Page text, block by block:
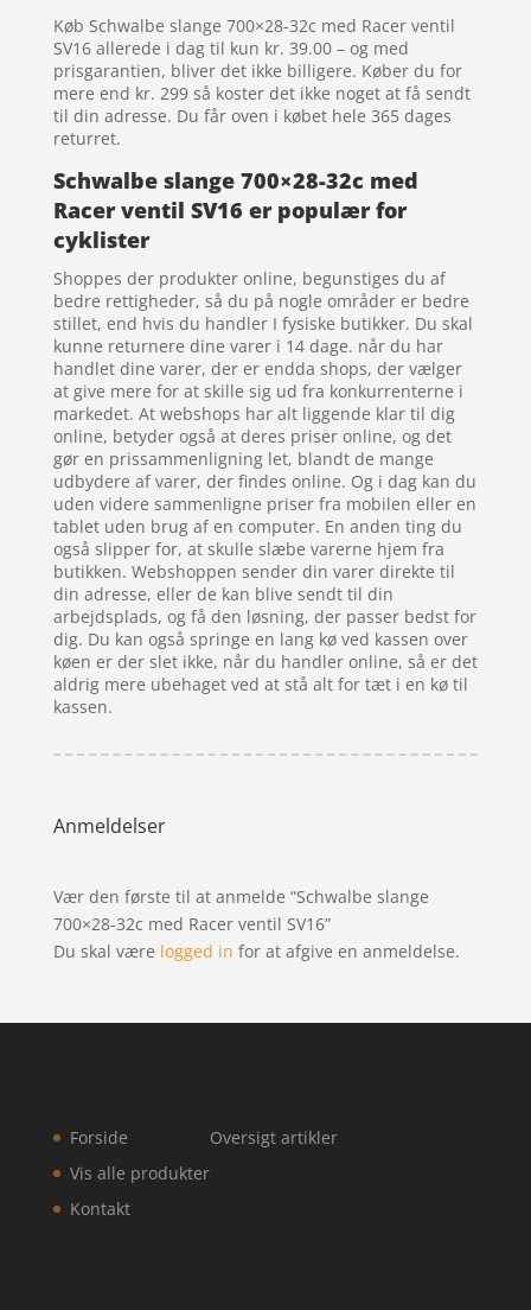
Køb Schwalbe slange 700×28-32c med Racer ventil
SV16 allerede i dag til kun kr. 39.00 – og med
prisgarantien, bliver det ikke billigere. Køber du for
mere end kr. 299 så koster det ikke noget at få sendt
til din adresse. Du får oven i købet hele 365 dages
returret.
Schwalbe slange 700×28-32c med
Racer ventil SV16 er populær for
cyklister
Shoppes der produkter online, begunstiges du af
bedre rettigheder, så du på nogle områder er bedre
stillet, end hvis du handler I fysiske butikker. Du skal
kunne returnere dine varer i 14 dage. når du har
handlet dine varer, der er endda shops, der vælger
at give mere for at skille sig ud fra konkurrenterne i
markedet. At webshops har alt liggende klar til dig
online, betyder også at deres priser online, og det
gør en prissammenligning let, blandt de mange
udbydere af varer, der findes online. Og i dag kan du
uden videre sammenligne priser fra mobilen eller en
tablet uden brug af en computer. En anden ting du
også slipper for, at skulle slæbe varerne hjem fra
butikken. Webshoppen sender din varer direkte til
din adresse, eller de kan blive sendt til din
arbejdsplads, og få den løsning, der passer bedst for
dig. Du kan også springe en lang kø ved kassen over
køen er der slet ikke, når du handler online, så er det
aldrig mere ubehaget ved at stå alt for tæt i en kø til
kassen.
Anmeldelser
Vær den første til at anmelde “Schwalbe slange
700×28-32c med Racer ventil SV16”
Du skal være logged in for at afgive en anmeldelse.
Forside
Vis alle produkter
Kontakt
Oversigt artikler